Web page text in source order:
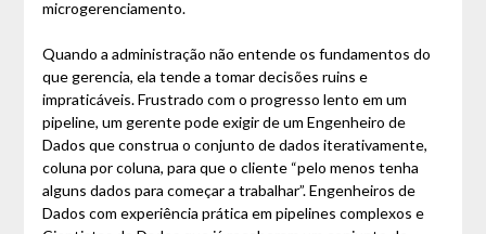
microgerenciamento.
Quando a administração não entende os fundamentos do
que gerencia, ela tende a tomar decisões ruins e
impraticáveis. Frustrado com o progresso lento em um
pipeline, um gerente pode exigir de um Engenheiro de
Dados que construa o conjunto de dados iterativamente,
coluna por coluna, para que o cliente “pelo menos tenha
alguns dados para começar a trabalhar”. Engenheiros de
Dados com experiência prática em pipelines complexos e